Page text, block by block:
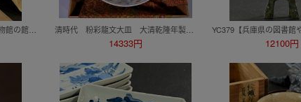
14333円 12100円